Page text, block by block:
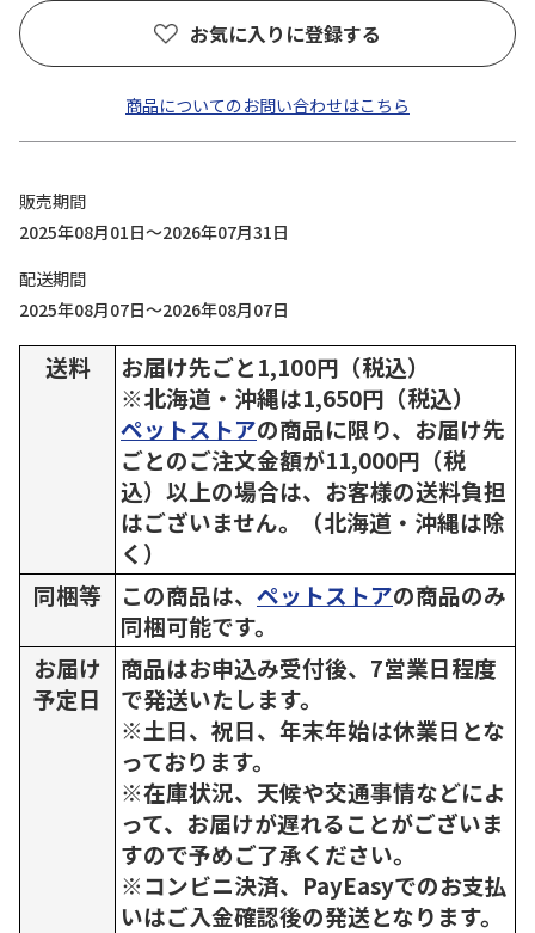
お気に入りに登録する
商品についてのお問い合わせはこちら
販売期間
2025年08月01日～2026年07月31日
配送期間
2025年08月07日～2026年08月07日
送料
お届け先ごと1,100円（税込）
※北海道・沖縄は1,650円（税込）
ペットストアの商品に限り、お届け先
ごとのご注文金額が11,000円（税
込）以上の場合は、お客様の送料負担
はございません。（北海道・沖縄は除
く）
同梱等
この商品は、 ペットストアの商品のみ
同梱可能です。
お届け
予定日
商品はお申込み受付後、7営業日程度
で発送いたします。
※土日、祝日、年末年始は休業日とな
っております。
※在庫状況、天候や交通事情などによ
って、お届けが遅れることがございま
すので予めご了承ください。
※コンビニ決済、PayEasyでのお支払
いはご入金確認後の発送となります。